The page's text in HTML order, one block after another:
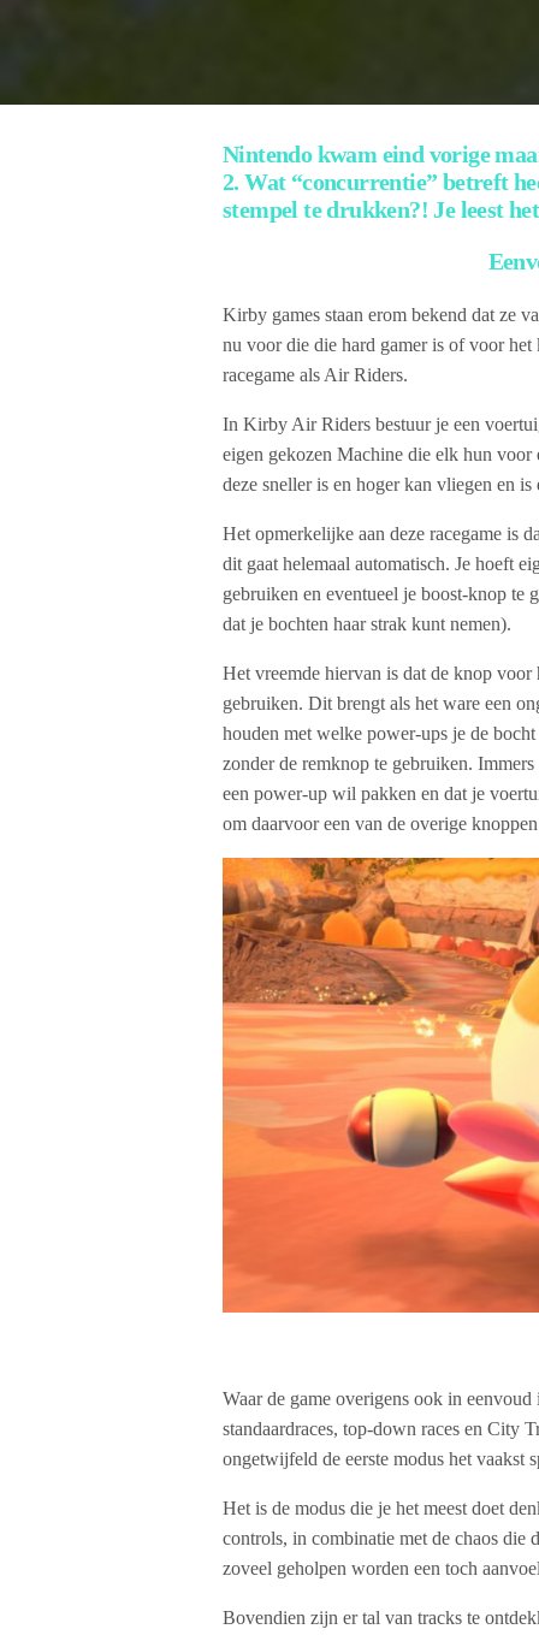
Nintendo kwam eind vorige
2. Wat “concurrentie” betreft
stempel te drukken?! Je leest
Kirby games staan erom bekend dat ze
nu voor die die hard gamer is of voor
racegame als Air Riders.
In Kirby Air Riders bestuur je een
eigen gekozen Machine die elk hun voor
deze sneller is en hoger kan vliegen en
Het opmerkelijke aan deze racegame is
dit gaat helemaal automatisch. Je hoeft
gebruiken en eventueel je boost-knop te
dat je bochten haar strak kunt nemen).
Het vreemde hiervan is dat de knop
gebruiken. Dit brengt als het ware een
houden met welke power-ups je de
zonder de remknop te gebruiken.
een power-up wil pakken en dat je
om daarvoor een van de overige
Waar de game overigens ook in
standaardraces, top-down races en City
ongetwijfeld de eerste modus het vaakst
Het is de modus die je het meest doet
controls, in combinatie met de chaos die
zoveel geholpen worden een toch
Bovendien zijn er tal van tracks te